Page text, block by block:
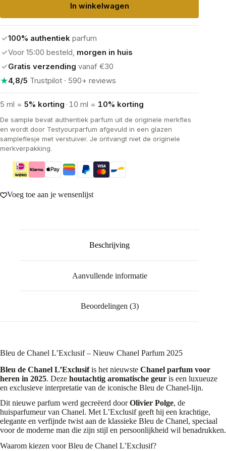
In winkelwagen
✓100% authentiek parfum
✓Voor 15:00 besteld, morgen in huis
✓Gratis verzending vanaf €30
★4,8/5 Trustpilot · 590+ reviews
5 ml = 5% korting · 10 ml = 10% korting
De sample bevat authentiek parfum uit de originele merkfles
en wordt door Testyourparfum afgevuld in een glazen
sampleflesje met verstuiver. Je ontvangt niet de originele
merkverpakking.
Voeg toe aan je wensenlijst
Beschrijving
Aanvullende informatie
Beoordelingen (3)
Bleu de Chanel L’Exclusif – Nieuw Chanel Parfum 2025
Bleu de Chanel L’Exclusifis het nieuwste Chanel parfum voor
heren in 2025. Deze houtachtig aromatische geur is een luxueuze
en exclusieve interpretatie van de iconische Bleu de Chanel-lijn.
Dit nieuwe parfum werd gecreëerd doorOlivier Polge, de
huisparfumeur van Chanel. Met L’Exclusif geeft hij een krachtige,
elegante en verfijnde twist aan de klassieke Bleu de Chanel, speciaal
voor de moderne man die zijn stijl en persoonlijkheid wil benadrukken.
Waarom kiezen voor Bleu de Chanel L’Exclusif?